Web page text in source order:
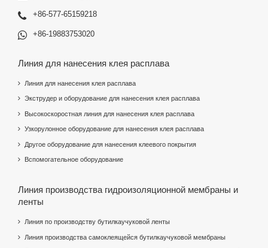
+86-577-65159218
+86-19883753020
Линия для нанесения клея расплава
Линия для нанесения клея расплава
Экструдер и оборудование для нанесения клея расплава
Высокоскоростная линия для нанесения клея расплава
Узкорулонное оборудование для нанесения клея расплава
Другое оборудование для нанесения клеевого покрытия
Вспомогательное оборудование
Линия производства гидроизоляционной мембраны и
ленты
Линия по производству бутилкаучуковой ленты
Линия производства самоклеящейся бутилкаучуковой мембраны